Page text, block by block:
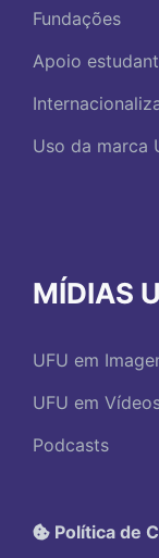
Fundações
Apoio
Uso da marca
MÍDIAS
UFU em
UFU em
Podcasts
Política de